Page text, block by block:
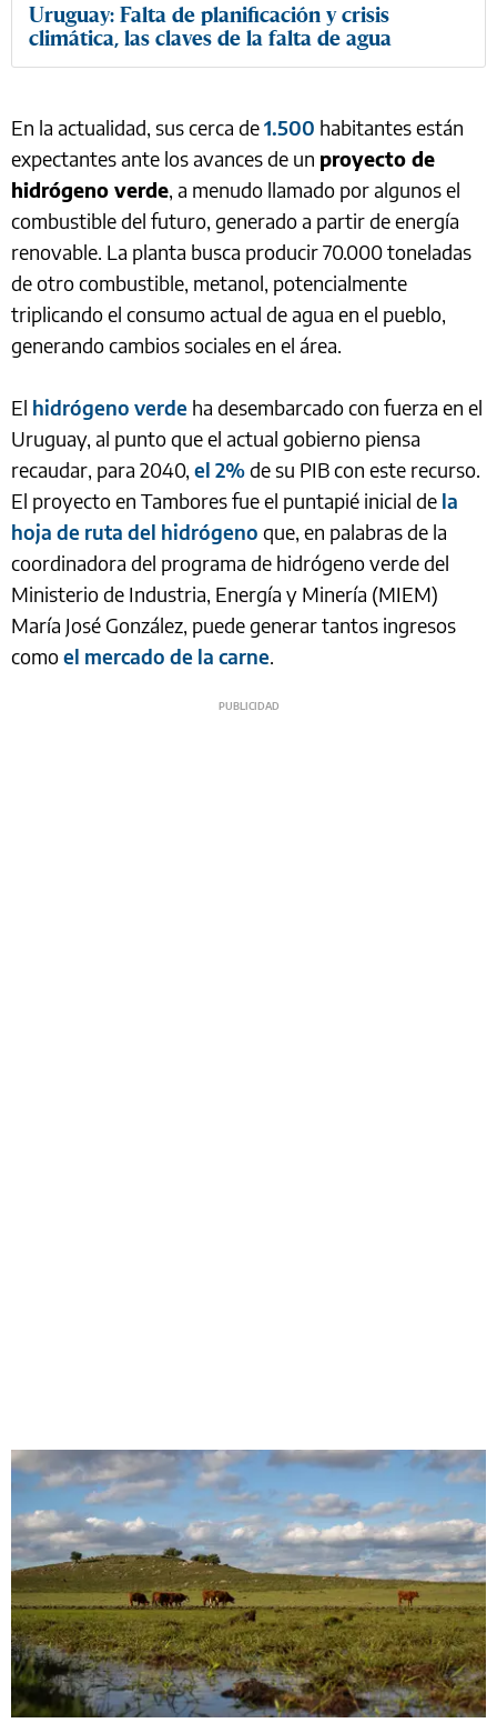
Uruguay: Falta de planificación y crisis
climática, las claves de la falta de agua
En la actualidad, sus cerca de1.500 habitantes están
expectantes ante los avances de un proyecto de
hidrógeno verde, a menudo llamado por algunos el
combustible del futuro, generado a partir de energía
renovable. La planta busca producir 70.000 toneladas
de otro combustible, metanol, potencialmente
triplicando el consumo actual de agua en el pueblo,
generando cambios sociales en el área.
El hidrógeno verde ha desembarcado con fuerza en el
Uruguay, al punto que el actual gobierno piensa
recaudar, para 2040, el 2%de su PIB con este recurso.
El proyecto en Tambores fue el puntapié inicial de la
hoja de ruta del hidrógeno que, en palabras de la
coordinadora del programa de hidrógeno verde del
Ministerio de Industria, Energía y Minería (MIEM)
María José González, puede generar tantos ingresos
comoel mercado de la carne.